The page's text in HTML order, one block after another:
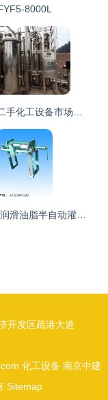
8000L
开发区疏港大道
化工设备 南京中建
Sitemap